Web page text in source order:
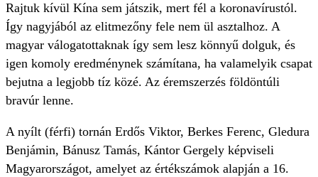
Rajtuk kívül Kína sem játszik, mert fél a koronavírustól.
Így nagyjából az elitmezőny fele nem ül asztalhoz. A
magyar válogatottaknak így sem lesz könnyű dolguk, és
igen komoly eredménynek számítana, ha valamelyik csapat
bejutna a legjobb tíz közé. Az éremszerzés földöntúli
bravúr lenne.
A nyílt (férfi) tornán Erdős Viktor, Berkes Ferenc, Gledura
Benjámin, Bánusz Tamás, Kántor Gergely képviseli
Magyarországot, amelyet az értékszámok alapján a 16.